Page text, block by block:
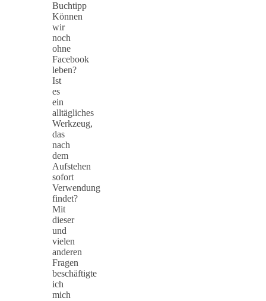
Buchtipp
Können
wir
noch
ohne
Facebook
leben?
Ist
es
ein
alltägliches
Werkzeug,
das
nach
dem
Aufstehen
sofort
Verwendung
findet?
Mit
dieser
und
vielen
anderen
Fragen
beschäftigte
ich
mich